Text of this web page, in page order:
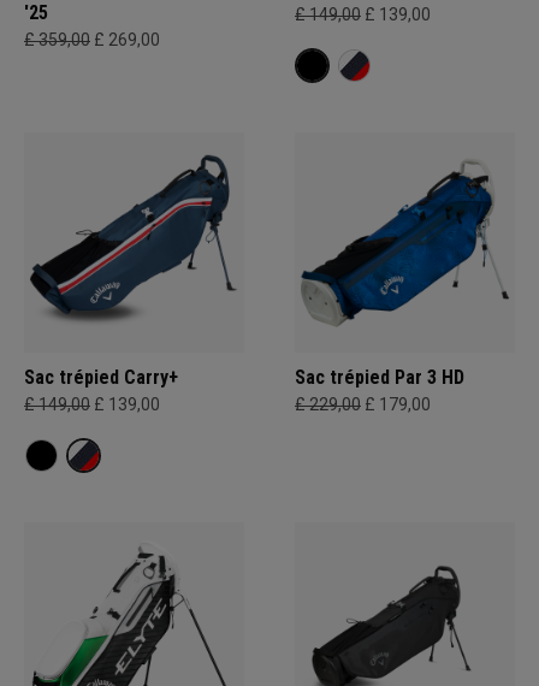
'25
£ 359,00 £ 269,00
£ 149,00 £ 139,00
Sac trépied Carry+
£ 149,00 £ 139,00
Sac trépied Par 3 HD
£ 229,00 £ 179,00